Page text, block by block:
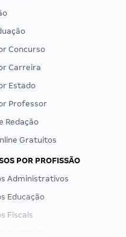
Concurso
Carreira
Estado
Professor
Redação
Gratuitos
POR PROFISSÃO
Administrativos
Educação
Fiscais